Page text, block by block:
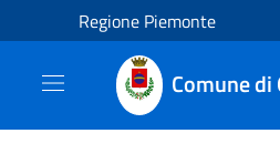
Salta al contenuto principale
Regione Piemonte
Comune di